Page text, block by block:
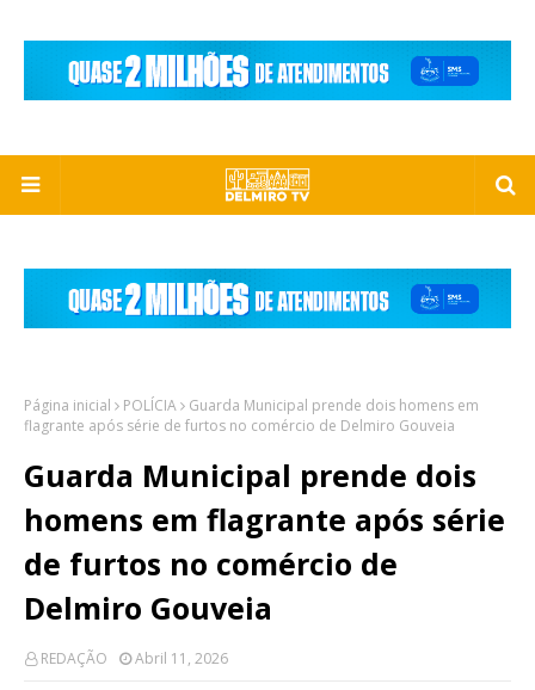
Página inicial POLÍCIA
Guarda Municipal prende dois homens em
flagrante após série de furtos no comércio de Delmiro Gouveia
Guarda Municipal prende dois
homens em flagrante após série
de furtos no comércio de
Delmiro Gouveia
REDAÇÃO Abril 11, 2026